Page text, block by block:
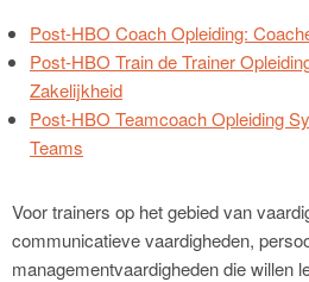
Post-HBO Coach Opleiding:
Post-HBO Train de Trainer
Zakelijkheid
Post-HBO Teamcoach Opleiding
Teams
Voor trainers op het gebied van
communicatieve vaardigheden,
managementvaardigheden die willen